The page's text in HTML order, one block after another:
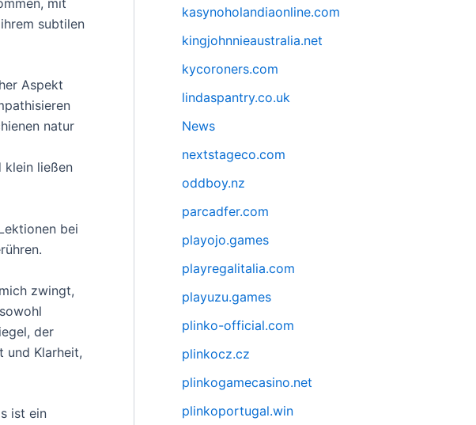
subtilen
Aspekt
natur
klein ließen
bei
zwingt,
der
und Klarheit,
ist ein
kasynoholandiaonline.com
kingjohnnieaustralia.net
kycoroners.com
lindaspantry.co.uk
News
nextstageco.com
oddboy.nz
parcadfer.com
playojo.games
playregalitalia.com
playuzu.games
plinko-official.com
plinkocz.cz
plinkogamecasino.net
plinkoportugal.win